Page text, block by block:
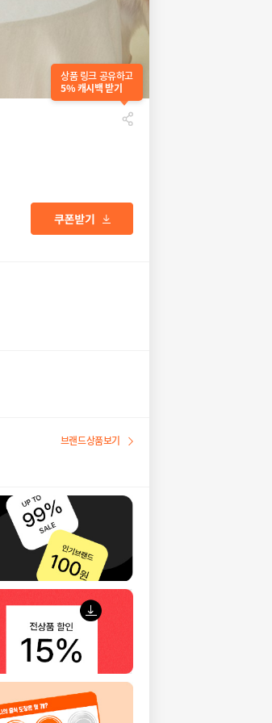
상품 링크 공유하고
5% 캐시백 받기
브랜드상품보기